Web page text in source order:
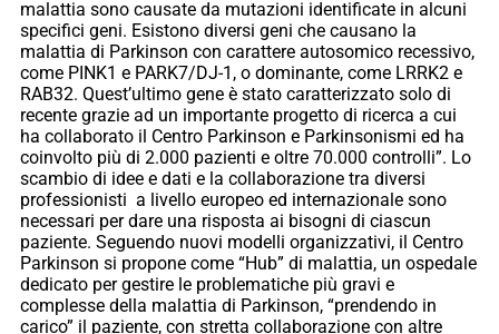
malattia sono causate da mutazioni identificate in alcuni
specifici geni. Esistono diversi geni che causano la
malattia di Parkinson con carattere autosomico recessivo,
come PINK1 e PARK7/DJ-1, o dominante, come LRRK2 e
RAB32. Quest’ultimo gene è stato caratterizzato solo di
recente grazie ad un importante progetto di ricerca a cui
ha collaborato il Centro Parkinson e Parkinsonismi ed ha
coinvolto più di 2.000 pazienti e oltre 70.000 controlli”. Lo
scambio di idee e dati e la collaborazione tra diversi
professionisti a livello europeo ed internazionale sono
necessari per dare una risposta ai bisogni di ciascun
paziente. Seguendo nuovi modelli organizzativi, il Centro
Parkinson si propone come “Hub” di malattia, un ospedale
dedicato per gestire le problematiche più gravi e
complesse della malattia di Parkinson, “prendendo in
carico” il paziente, con stretta collaborazione con altre